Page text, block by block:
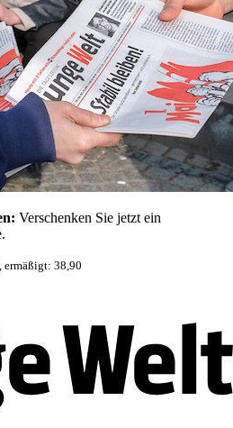
Verschenken Sie jetzt ein
ermäßigt: 38,90